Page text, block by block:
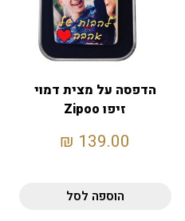
הדפסה על מצית דמוי
זיפו Zipoo
139.00
₪
הוספה לסל